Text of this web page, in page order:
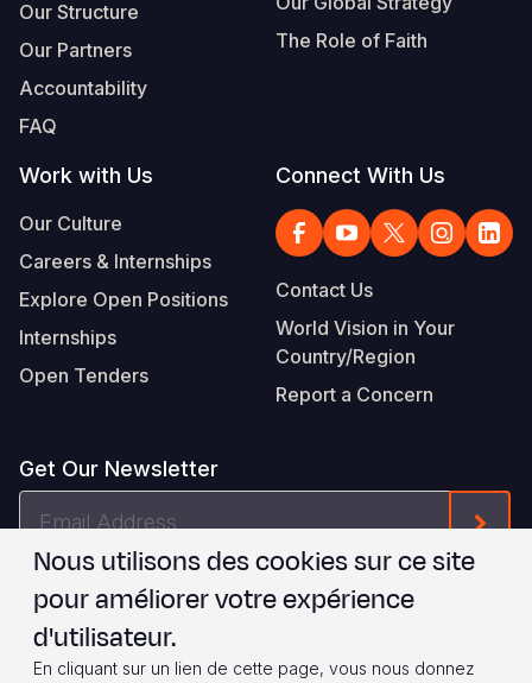
Our Structure
Our Partners
Accountability
FAQ
The Role of Faith
Work with Us
Our Culture
Careers & Internships
Explore Open Positions
Internships
Open Tenders
Connect With Us
Contact Us
World Vision in Your
Country/Region
Report a Concern
Get Our Newsletter
Je suis d'accord avec les WVI's Terms & Conditions
Footer
Privacy Policy Terms of Use
Nous utilisons des cookies sur ce site
pour améliorer votre expérience
d'utilisateur.
En cliquant sur un lien de cette page, vous nous donnez